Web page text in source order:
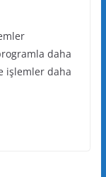
daha
işlemler daha